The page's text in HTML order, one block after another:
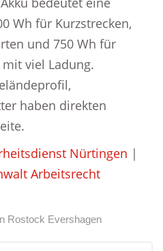
Wh für Kurzstrecken,
und 750 Wh für
viel Ladung.
haben direkten
Nürtingen |
Arbeitsrecht
Rostock Evershagen